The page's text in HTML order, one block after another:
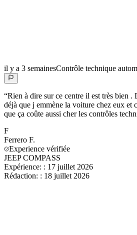
il y a 3 semainesContrôle technique
“Rien à dire sur ce centre il est très bien .
déjà que j emmène la voiture chez eux et
que ça coûte aussi cher les contrôles
F
Ferrero F.
Experience vérifiée
JEEP COMPASS
Expérience: : 17 juillet 2026
Rédaction: : 18 juillet 2026